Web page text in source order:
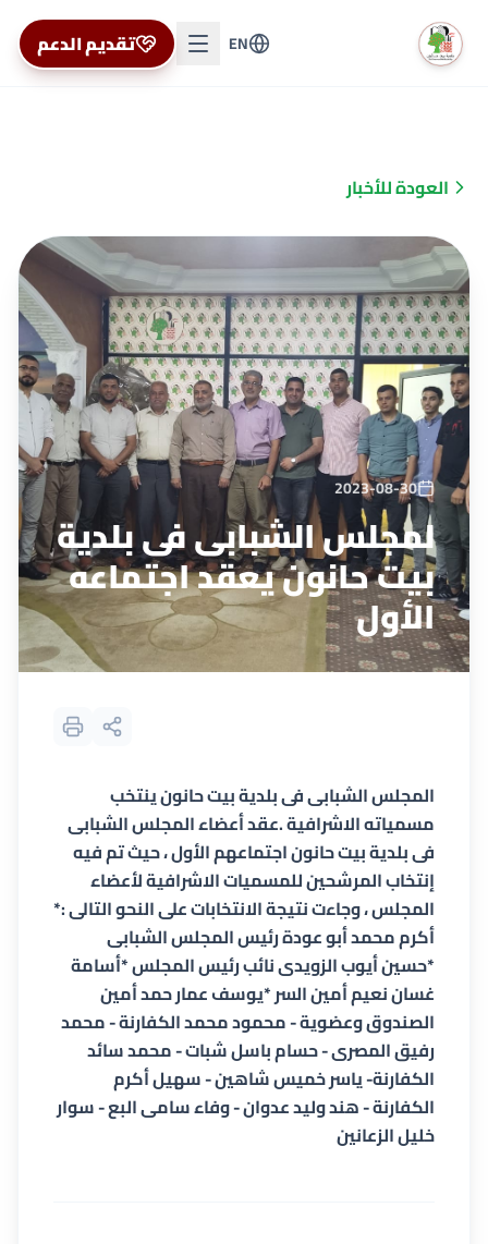
EN تقديم الدعم
العودة للأخبار
2023-08-30
لمجلس الشبابى فى بلدية
بيت حانون يعقد اجتماعه
الأول
المجلس الشبابى فى بلدية بيت حانون ينتخب
مسمياته الاشرافية .عقد أعضاء المجلس الشبابى
فى بلدية بيت حانون اجتماعهم الأول ، حيث تم فيه
إنتخاب المرشحين للمسميات الاشرافية لأعضاء
المجلس ، وجاءت نتيجة الانتخابات على النحو التالى :*
أكرم محمد أبو عودة رئيس المجلس الشبابى
*حسين أيوب الزويدى نائب رئيس المجلس *أسامة
غسان نعيم أمين السر *يوسف عمار حمد أمين
الصندوق وعضوية - محمود محمد الكفارنة - محمد
رفيق المصرى - حسام باسل شبات - محمد سائد
الكفارنة- ياسر خميس شاهين - سهيل أكرم
الكفارنة - هند وليد عدوان - وفاء سامى البع - سوار
خليل الزعانين